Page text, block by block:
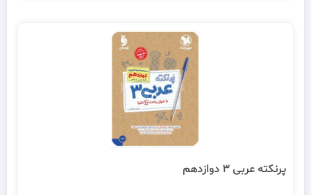
پرنکته عربی 3 دوازدهم